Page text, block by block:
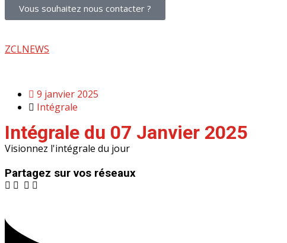
Vous souhaitez nous contacter ?
ZCLNEWS
9 janvier 2025
Intégrale
Intégrale du 07 Janvier 2025
Visionnez l'intégrale du jour
Partagez sur vos réseaux